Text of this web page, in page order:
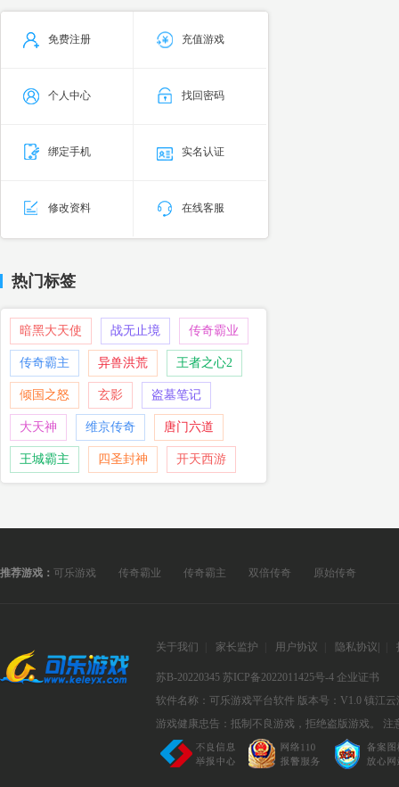
免费注册 充值游戏
个人中心 找回密码
绑定手机 实名认证
修改资料 在线客服
热门标签
暗黑大天使 战无止境 传奇霸业
传奇霸主 异兽洪荒 王者之心2
倾国之怒 玄影 盗墓笔记
大天神 维京传奇 唐门六道
王城霸主 四圣封神 开天西游
推荐游戏： 可乐游戏 传奇霸业 传奇霸主 双倍传奇 原始传奇
关于我们 家长监护 用户协议 隐私协议
苏B-20220345 苏ICP备2022011425号-4 企业证书
软件名称：可乐游戏平台软件 版本号：V1.0 镇江云
游戏健康忠告：抵制不良游戏，拒绝盗版游戏。